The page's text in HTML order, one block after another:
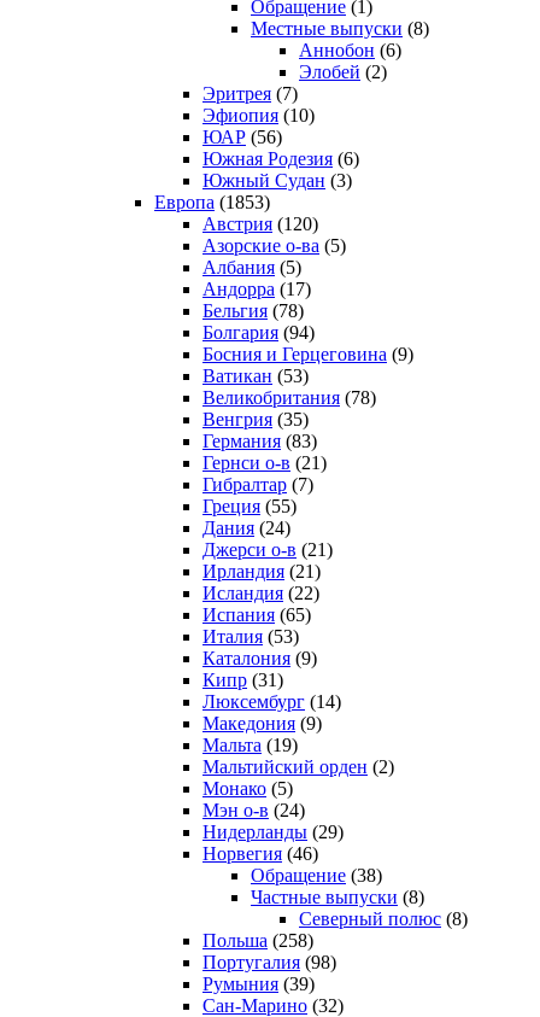
Обращение (1)
Местные выпуски (8)
Аннобон (6)
Элобей (2)
Эритрея (7)
Эфиопия (10)
ЮАР (56)
Южная Родезия (6)
Южный Судан (3)
Европа (1853)
Австрия (120)
Азорские о-ва (5)
Албания (5)
Андорра (17)
Бельгия (78)
Болгария (94)
Босния и Герцеговина (9)
Ватикан (53)
Великобритания (78)
Венгрия (35)
Германия (83)
Гернси о-в (21)
Гибралтар (7)
Греция (55)
Дания (24)
Джерси о-в (21)
Ирландия (21)
Исландия (22)
Испания (65)
Италия (53)
Каталония (9)
Кипр (31)
Люксембург (14)
Македония (9)
Мальта (19)
Мальтийский орден (2)
Монако (5)
Мэн о-в (24)
Нидерланды (29)
Норвегия (46)
Обращение (38)
Частные выпуски (8)
Северный полюс (8)
Польша (258)
Португалия (98)
Румыния (39)
Сан-Марино (32)